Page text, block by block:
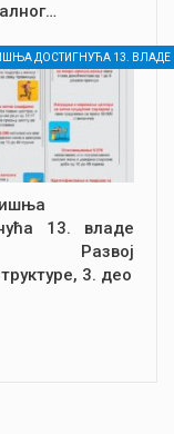
ДОСТИГНУЋА 13. ВЛАДЕ
13. владе
Развој
3. део